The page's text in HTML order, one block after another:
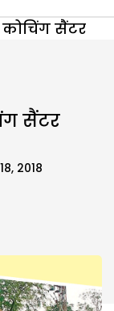
कोचिंग सैंटर
सैंटर
2018